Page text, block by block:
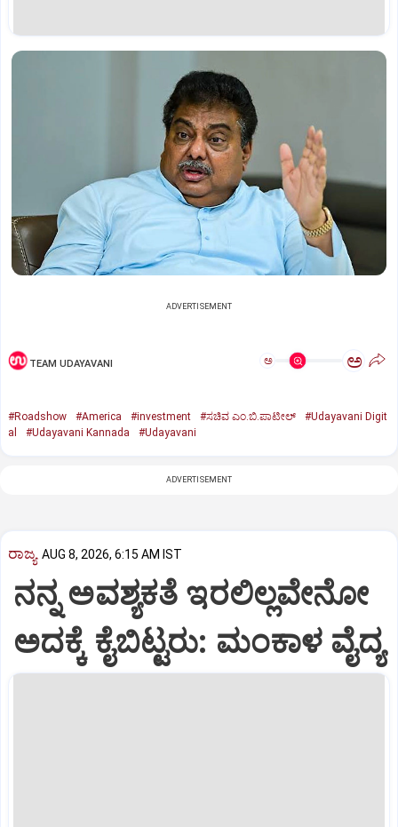
ADVERTISEMENT
TEAM UDAYAVANI ಅ ಅ
#Roadshow #America #investment #ಸಚಿವ ಎಂ.ಬಿ.ಪಾಟೀಲ್‌
#Udayavani Digit
al
#Udayavani Kannada #Udayavani
ADVERTISEMENT
ರಾಜ್ಯ AUG 8, 2026, 6:15 AM IST
ನನ್ನ ಅವಶ್ಯಕತೆ ಇರಲಿಲ್ಲವೇನೋ
ಅದಕ್ಕೆ ಕೈಬಿಟ್ಟರು: ಮಂಕಾಳ ವೈದ್ಯ